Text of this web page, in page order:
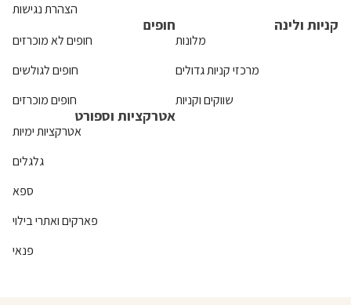
הצהרת נגישות
חופים
חופים לא מוכרזים
חופים לגולשים
חופים מוכרזים
קניות ולינה
מלונות
מרכזי קניות גדולים
שווקים וקניות
אטרקציות וספורט
אטרקציות ימיות
גלגלים
ספא
פארקים ואתרי בילוי
פנאי